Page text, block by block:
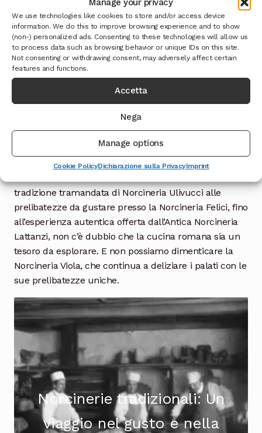
We use technologies like cookies to store and/or access device
information. We do this to improve browsing experience and to show
(non-) personalized ads. Consenting to these technologies will allow us
to process data such as browsing behavior or unique IDs on this site.
Not consenting or withdrawing consent, may adversely affect certain
features and functions.
Accetta
Nega
Manage options
Cookie PolicyDichiarazione sulla PrivacyImprint
vitalità, che si percepisce già dall’istante in cui si varca
la soglia. Le emozioni si mescolano tra le pareti di
questa norcineria, dove è possibile assaporare i gusti
autentici della tradizione romana. I prodotti proposti
da La Norcineria Viola sono un vero trionfo per il
palato, con una selezione accurata di salumi e
insaccati di altissima qualità. Ogni boccone è un
viaggio sensoriale che regala gioia e soddisfazione. La
passione dei proprietari per il loro mestiere si riflette in
ogni dettaglio, rendendo questa esperienza culinaria
unica e indimenticabile. In questa ricca panoramica
sulle norcinerie di Roma, abbiamo scoperto una
tradizione tramandata di Norcineria Ulivucci alle
prelibatezze da gustare presso la Norcineria Felici, fino
all’esperienza autentica offerta dall’Antica Norcineria
Lattanzi, non c’è dubbio che la cucina romana sia un
tesoro da esplorare. E non possiamo dimenticare la
Norcineria Viola, che continua a deliziare i palati con le
sue prelibatezze uniche.
Norcinerie tradizionali: Un
viaggio nel gusto e nella